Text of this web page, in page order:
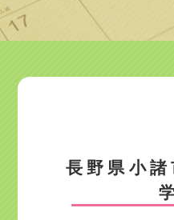
長野県小